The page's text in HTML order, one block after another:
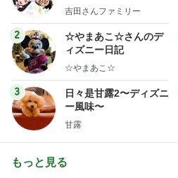
y Ameba 吉田さんファ
ログ
吉田さんファミリー
2
☆やまあこ☆さんのデ
ィズニー日記
☆やまあこ☆
3
日々是甘露2〜ディズニ
ー風味〜
甘露
もっと見る